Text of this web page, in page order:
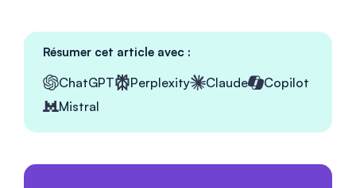
Résumer cet article avec :
ChatGPT Perplexity Claude
Copilot
Mistral